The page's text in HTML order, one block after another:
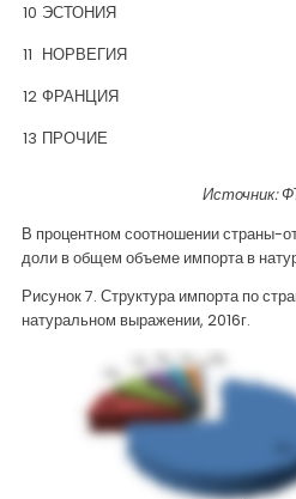
10 ЭСТОНИЯ
11 НОРВЕГИЯ
12 ФРАНЦИЯ
13 ПРОЧИЕ
Источник:
В процентном соотношении страны-
доли в общем объеме импорта в
Рисунок 7. Структура импорта по
натуральном выражении, 2016г.